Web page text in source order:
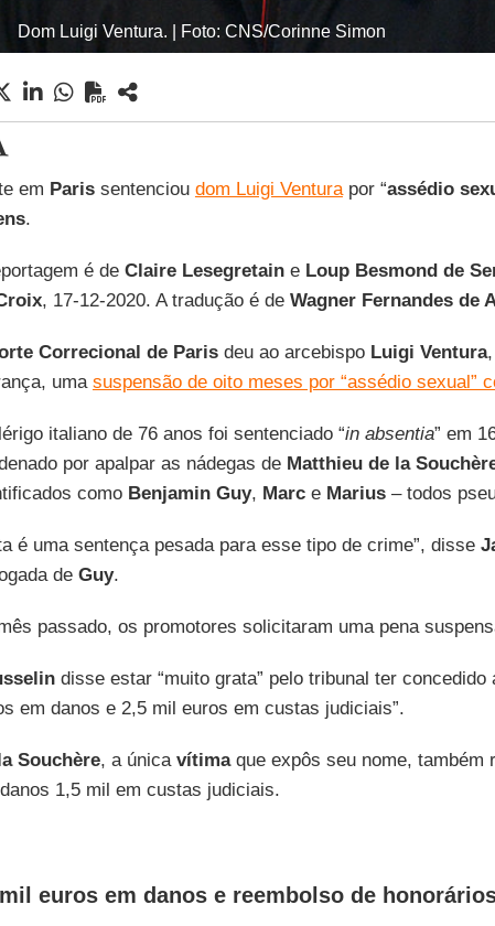
Dom Luigi Ventura. | Foto: CNS/Corinne Simon
em Parissentenciou dom Luigi Venturapor “assédio
.
é de Claire Lesegretaine Loup Besmond de
, 17-12-2020. A tradução é de Wagner Fernandes de
Correcional de Parisdeu ao arcebispo Luigi Ventura
uma suspensão de oito meses por “assédio sexual”
italiano de 76 anos foi sentenciado “in absentia” em
por apalpar as nádegas de Matthieu de la
como Benjamin Guy, Marce Marius– todos
é uma sentença pesada para esse tipo de crime”, disse
de Guy.
passado, os promotores solicitaram uma pena
disse estar “muito grata” pelo tribunal ter concedido
em danos e 2,5 mil euros em custas judiciais”.
Souchère, a única vítimaque expôs seu nome, também
1,5 mil em custas judiciais.
euros em danos e reembolso de